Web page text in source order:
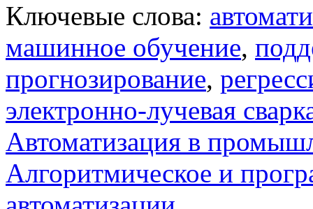
Ключевые слова:
машинное обучение,
прогнозирование,
электронно-лучевая
Автоматизация в
Алгоритмическое и